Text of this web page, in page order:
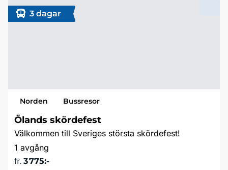
3 dagar
Norden Bussresor
Ölands skördefest
Välkommen till Sveriges största skördefest!
1 avgång
fr. 3 775:-